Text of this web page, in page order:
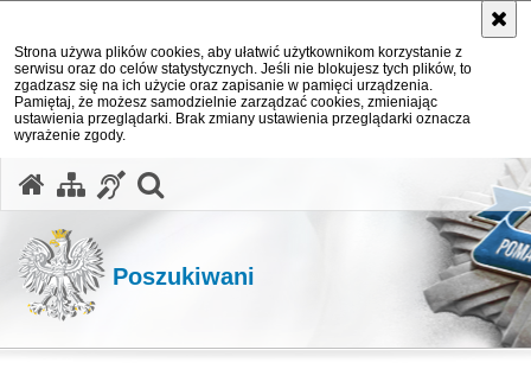
Strona używa plików cookies, aby ułatwić użytkownikom korzystanie z
serwisu oraz do celów statystycznych. Jeśli nie blokujesz tych plików, to
zgadzasz się na ich użycie oraz zapisanie w pamięci urządzenia.
Pamiętaj, że możesz samodzielnie zarządzać cookies, zmieniając
ustawienia przeglądarki. Brak zmiany ustawienia przeglądarki oznacza
wyrażenie zgody.
Poszukiwani